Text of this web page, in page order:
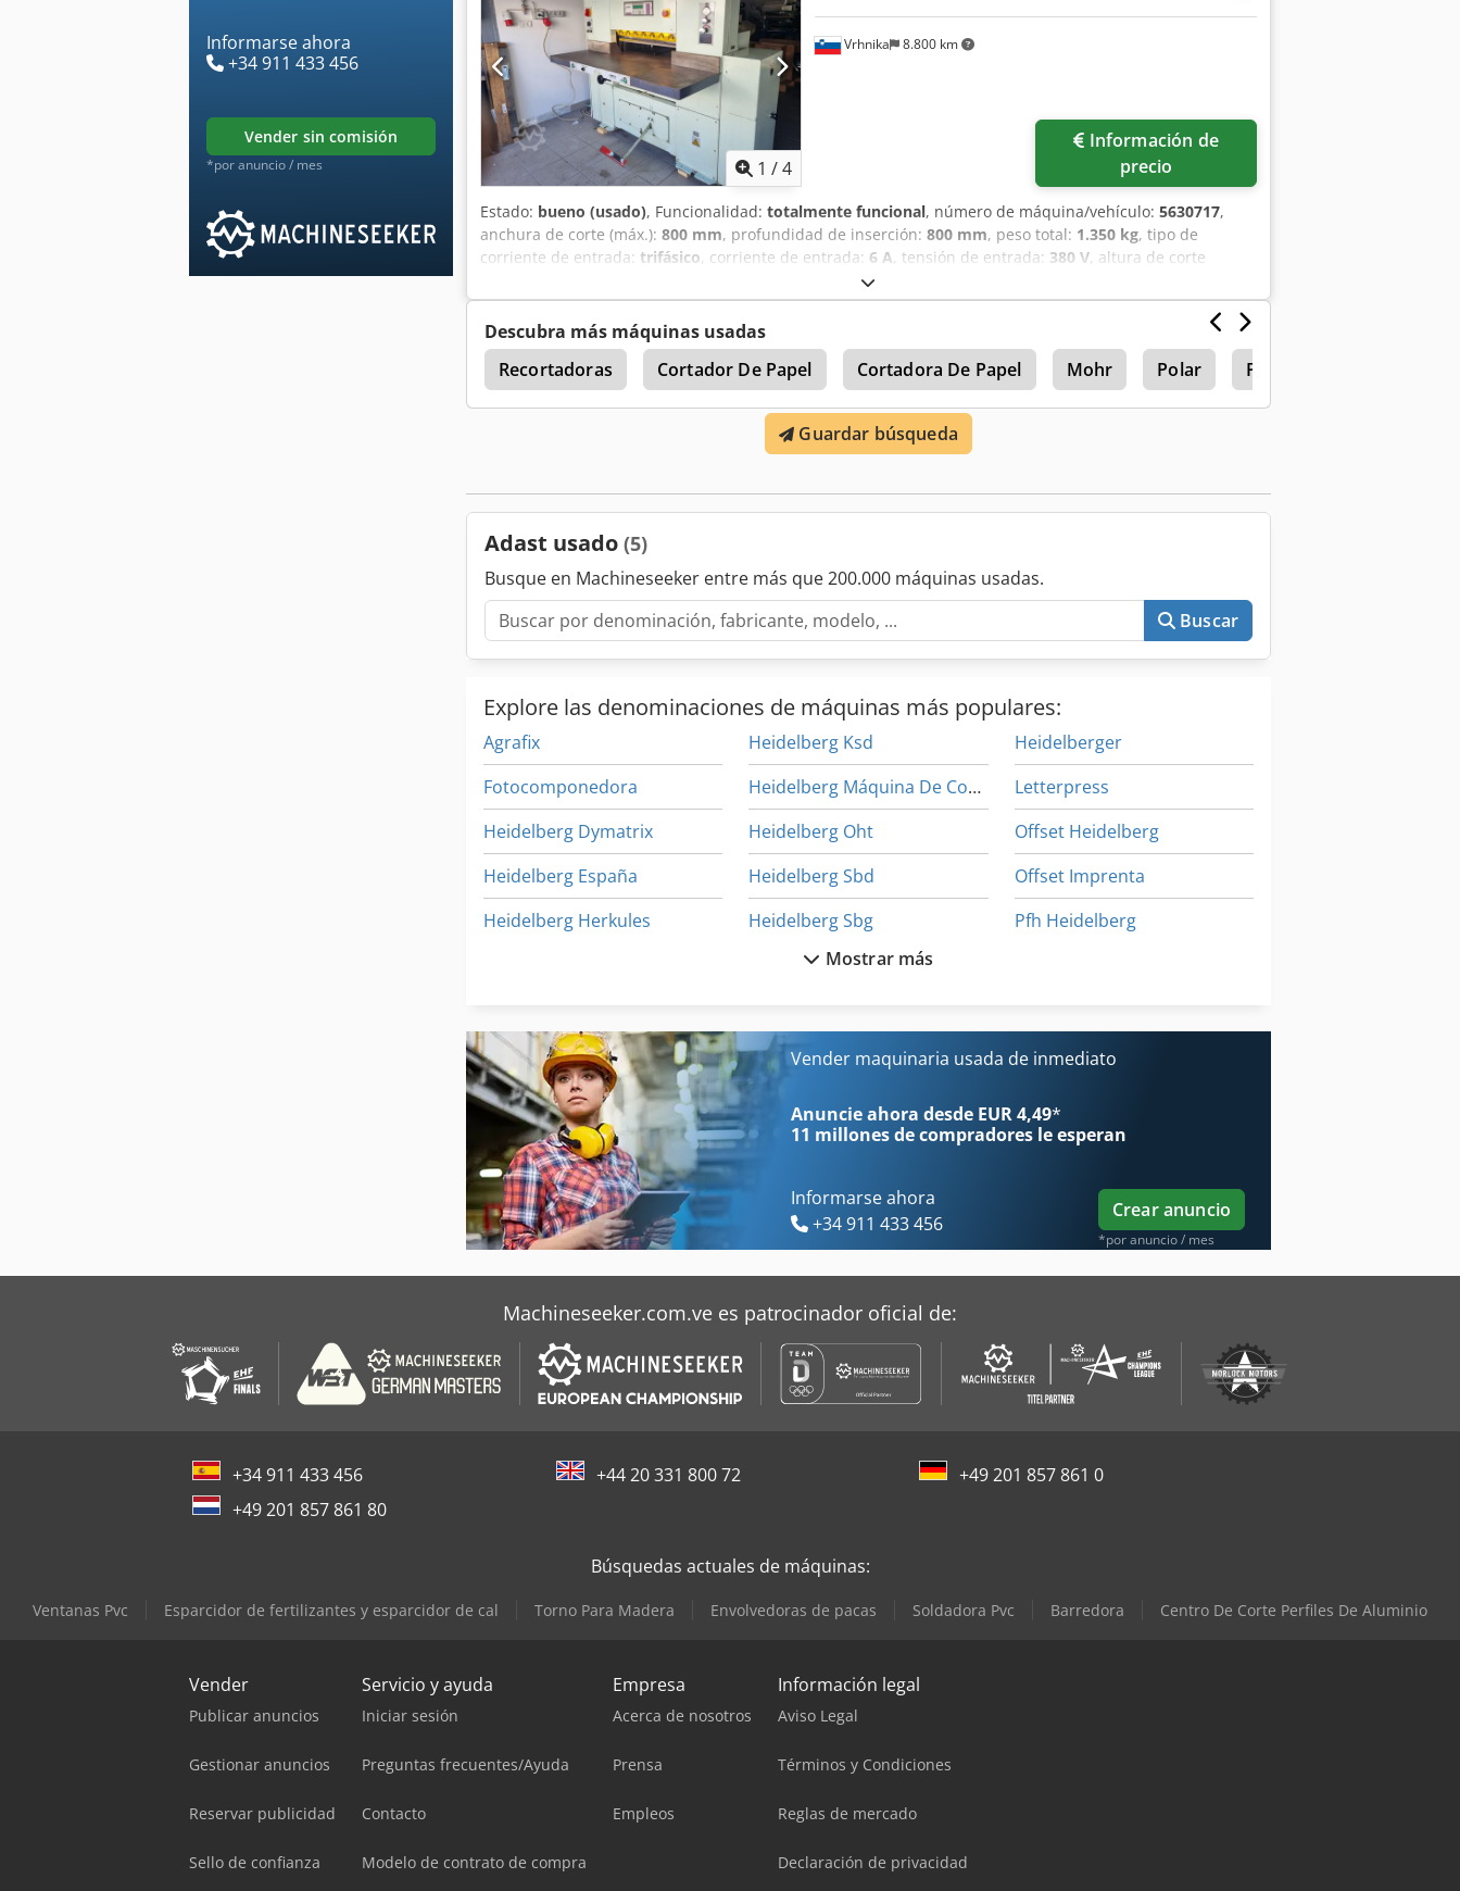
Informarse ahora
+34 911 433 456
vender sin comisión
*por anuncio / mes 1 /4
Vrhnika 8.800 km
precio
Estado: bueno (usado), Funcionalidad: totalmente funcional, número de máquina/vehículo: 5630717,
anchura de corte (máx.): 800 mm, profundidad de inserción: 800 mm, peso total: 1.350 kg, tipo de
corriente de entrada: trifásico, corriente de entrada: 6 A, tensión de entrada: 380 V, altura de corte
, Equipamiento:
Maxima MS80, en buen estado de funcionamiento, longitud de corte 800 mm, profundidad de corte 800
mm, incluye toda la documentación, cuchilla de repuesto incluida. Chjdexfu Svopfx Agqja
Descubra más máquinas usadas
Recortadoras
Cortador De Papel Cortadora De Papel Mohr Polar Prensa offset de 1 color
Guardar búsqueda
Adast usado (5)
Busque en Machineseeker entre más que 200.000 máquinas usadas.
Buscar
Explore las denominaciones de máquinas más populares:
Agrafix
Fotocomponedora
Heidelberg Dymatrix
Heidelberg España
Heidelberg Herkules
Heidelberg Ks
Heidelberg Ksba
Heidelberg Ksd
Heidelberg Máquina De Coser
Heidelberg Oht
Heidelberg Sbd
Heidelberg Sbg
Heidelberg St 100
Heidelberg Stahlfolder
Heidelberger
Letterpress
Offset Heidelberg
Offset Imprenta
Pfh Heidelberg
Mostrar más
Vender maquinaria usada de inmediato
Anuncie ahora desde EUR 4,49*
11 millones de compradores le esperan
Informarse ahora
+34 911 433 456
Crear anuncio
*por anuncio / mes
Machineseeker.com.ve es patrocinador oficial de:
+34 911 433 456 +44 20 331 800 72
+49 201 857 861 0
+49 201 857 861 80
Búsquedas actuales de máquinas:
Ventanas Pvc Esparcidor de fertilizantes y esparcidor de cal Torno Para Madera Envolvedoras de pacas Soldadora Pvc Barredora Centro De Corte Perfiles De Aluminio
Vender
Publicar anuncios
Gestionar anuncios
Reservar publicidad
Sello de confianza
Servicio y ayuda
Iniciar sesión
Preguntas frecuentes/Ayuda
Contacto
Modelo de contrato de compra
Empresa
Acerca de nosotros
Prensa
Empleos
Información legal
Aviso Legal
Términos y Condiciones
Reglas de mercado
Declaración de privacidad